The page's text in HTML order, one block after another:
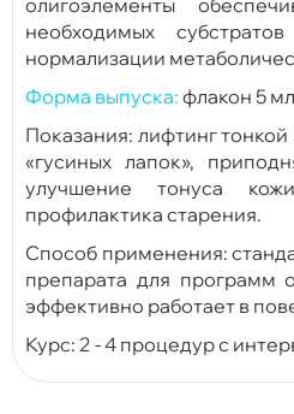
необходимых
нормализации
Форма выпуска: флакон 5 мл
Показания: лифтинг
«гусиных лапок»,
улучшение тонуса
профилактика старения.
Способ применения:
препарата для программ
эффективно работает в
Курс: 2 - 4 процедур с